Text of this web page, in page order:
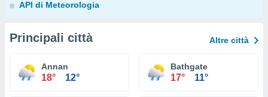
API di Meteorologia
Principali città Altre città
Annan
18° 12°
Bathgate
17° 11°